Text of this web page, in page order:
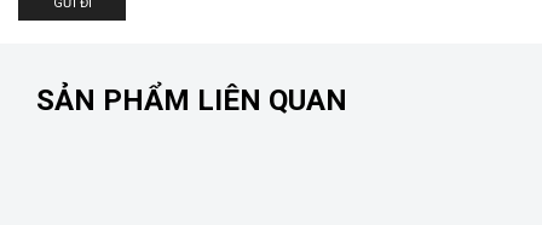
SẢN PHẨM LIÊN QUAN